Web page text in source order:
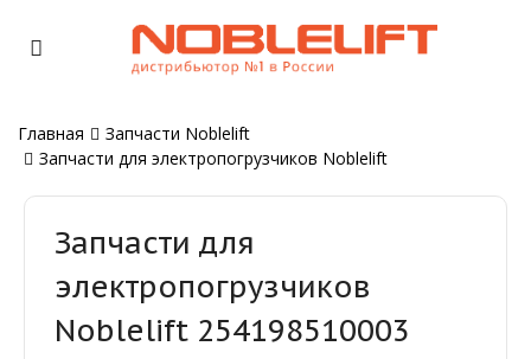
Главная
Запчасти Noblelift
Запчасти для электропогрузчиков Noblelift
Запчасти для
электропогрузчиков
Noblelift 254198510003